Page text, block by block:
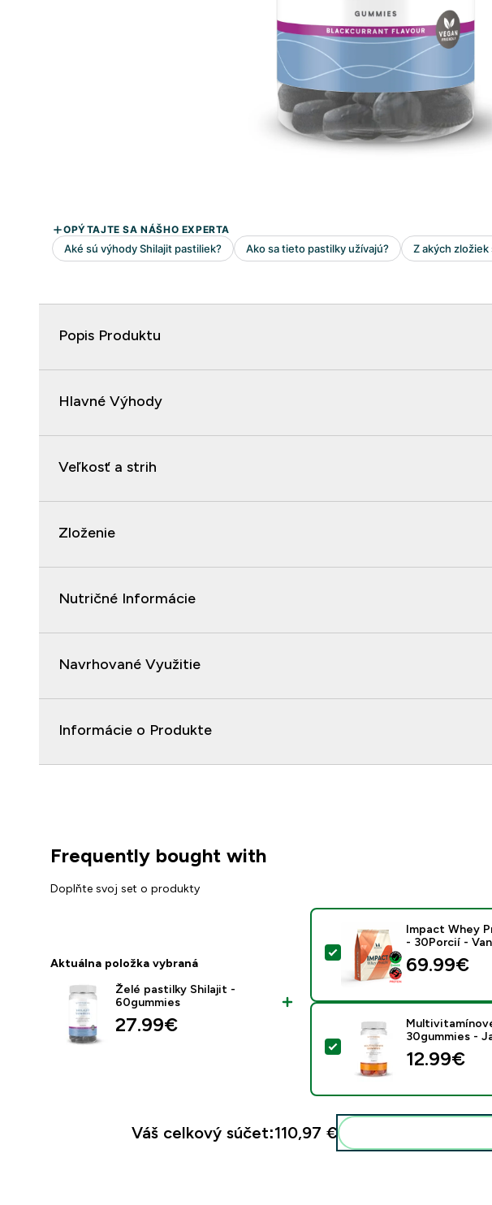
Popis Produktu
Hlavné Výhody
Veľkosť a strih
Zloženie
Nutričné Informácie
Navrhované Využitie
Informácie o Produkte
Frequently bought with
Doplňte svoj set o produkty
Aktuálna položka vybraná
Želé pastilky Shilajit -
60gummies
27.99€‎
Vybrať tento produkt -
Impact Whey
- 30Porcií -
69.99€‎
Vybrať tento produkt -
30gummies -
12.99€‎
Váš celkový súčet:110,97 €‎